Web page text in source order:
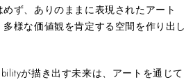
ず、ありのままに表現されたアート
様な価値観を肯定する空間を作り出し
が描き出す未来は、アートを通じて